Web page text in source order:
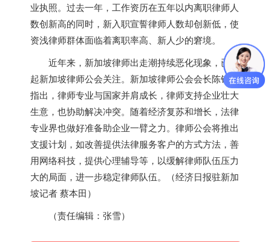
业执照。过去一年，工作资历在五年以内离职律师人
数创新高的同时，新入职宣誓律师人数却创新低，使
资浅律师群体面临着离职率高、新人少的窘境。
近年来， 新加坡律师出走潮持续恶化现象，已引
起新加坡律师公会关注。 新加坡律师公会会长陈锦海
指出，律师专业与国家并肩成长，律师支持企业壮大
生意，也协助解决冲突。随着经济复苏和增长，法律
专业界也做好准备助企业一臂之力。律师公会将推出
支援计划，如改善提供法律服务客户的方式方法，善
用网络科技，提供心理辅导等，以缓解律师队伍压力
大的局面，进一步稳定律师队伍。（经济日报驻新加
坡记者 蔡本田）
（责任编辑：张雪）